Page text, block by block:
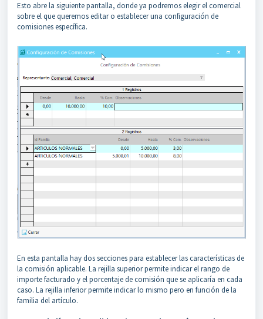
Esto abre la siguiente pantalla, donde ya podremos elegir el comercial
sobre el que queremos editar o establecer una configuración de
comisiones específica.
En esta pantalla hay dos secciones para establecer las características de
la comisión aplicable. La rejilla superior permite indicar el rango de
importe facturado y el porcentaje de comisión que se aplicaría en cada
caso. La rejilla inferior permite indicar lo mismo pero en función de la
familia del artículo.